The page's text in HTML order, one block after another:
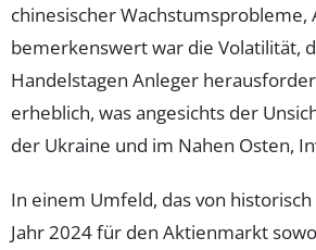
chinesischer
bemerkenswert war die Volatilität,
Handelstagen Anleger
erheblich, was angesichts der
der Ukraine und im Nahen Osten,
In einem Umfeld, das von
Jahr 2024 für den Aktienmarkt